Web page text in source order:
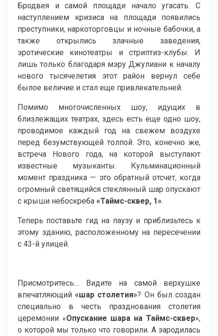
Бродвея и самой площади начало угасать. С
наступлением кризиса на площади появились
преступники, наркоторговцы и ночные бабочки, а
также открылись злачные заведения,
эротические кинотеатры и стриптиз-клубы. И
лишь только благодаря мэру Джулиани к началу
нового тысячелетия этот район вернул себе
былое величие и стал еще привлекательней.
Помимо многочисленных шоу, идущих в
близлежащих театрах, здесь есть еще одно шоу,
проводимое каждый год на свежем воздухе
перед безумствующей толпой. Это, конечно же,
встреча Нового года, на которой выступают
известные музыканты. Кульминационный
момент праздника — это обратный отсчет, когда
огромный светящийся стеклянный шар опускают
с крыши небоскреба «Таймс-сквер, 1».
Теперь поставьте гид на паузу и приблизьтесь к
этому зданию, расположенному на пересечении
с 43-й улицей.
Присмотритесь… Видите на самой верхушке
впечатляющий«шар столетия»? Он был создан
специально в честь празднования столетия
церемонии «Опускание шара на Таймс-сквер»,
о которой мы только что говорили. А зародилась